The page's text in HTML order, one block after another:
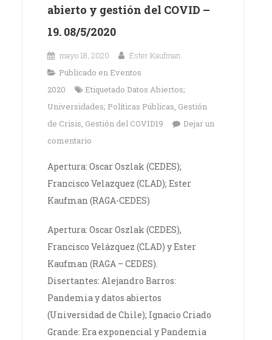
abierto y gestión del COVID –
19. 08/5/2020
mayo 18, 2020
Ester Kaufman
Publicado en Eventos
2020
Etiquetado Datos Abiertos;
Universidades; Políticas Públicas, Gestión
de Crisis, Gestión del COVID19
Dejar un
comentario
Apertura: Oscar Oszlak (CEDES);
Francisco Velazquez (CLAD); Ester
Kaufman (RAGA-CEDES)
Apertura: Oscar Oszlak (CEDES),
Francisco Velázquez (CLAD) y Ester
Kaufman (RAGA – CEDES).
Disertantes: Alejandro Barros:
Pandemia y datos abiertos
(Universidad de Chile); Ignacio Criado
Grande: Era exponencial y Pandemia